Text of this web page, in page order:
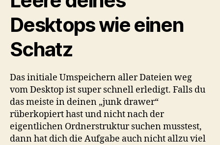
Desktops wie einen
Schatz
Das initiale Umspeichern aller Dateien weg
vom Desktop ist super schnell erledigt. Falls du
das meiste in deinen „junk drawer“
rüberkopiert hast und nicht nach der
eigentlichen Ordnerstruktur suchen musstest,
dann hat dich die Aufgabe auch nicht allzu viel